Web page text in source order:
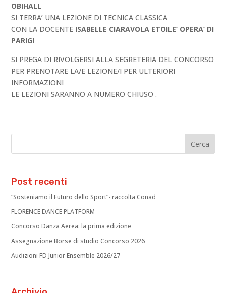
OBIHALL
SI TERRA’ UNA LEZIONE DI TECNICA CLASSICA
CON LA DOCENTE ISABELLE CIARAVOLA ETOILE’ OPERA’ DI
PARIGI
SI PREGA DI RIVOLGERSI ALLA SEGRETERIA DEL CONCORSO
PER PRENOTARE LA/E LEZIONE/I PER ULTERIORI
INFORMAZIONI
LE LEZIONI SARANNO A NUMERO CHIUSO .
Post recenti
“Sosteniamo il Futuro dello Sport”- raccolta Conad
FLORENCE DANCE PLATFORM
Concorso Danza Aerea: la prima edizione
Assegnazione Borse di studio Concorso 2026
Audizioni FD Junior Ensemble 2026/27